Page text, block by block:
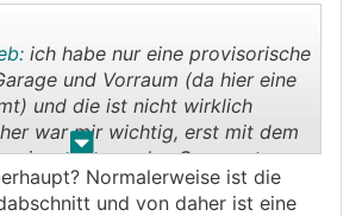
. .
ich habe nur eine provisorische
und Vorraum (da hier eine
und die ist nicht wirklich
war mir wichtig, erst mit dem
wenn das Garagentor
Normalerweise ist die
und von daher ist eine